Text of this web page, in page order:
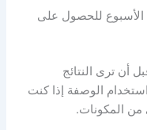
للحصول على
أن ترى النتائج
الوصفة إذا كنت
من المكونات.